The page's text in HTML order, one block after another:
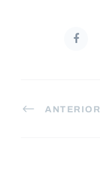
ANTERIOR